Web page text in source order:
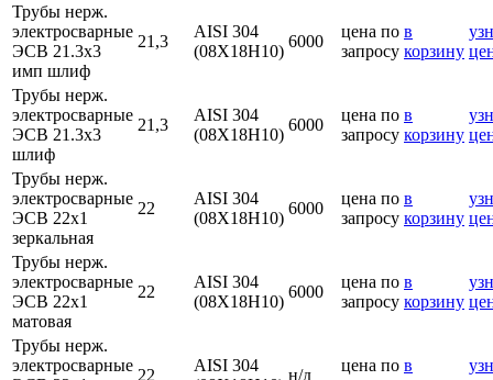
Трубы нерж.
электросварные
ЭСВ 21.3х3
имп шлиф
21,3
AISI 304
(08Х18Н10)
6000
цена по
запросу
в
корзину
Трубы нерж.
электросварные
ЭСВ 21.3х3
шлиф
21,3
AISI 304
(08Х18Н10)
6000
цена по
запросу
в
корзину
Трубы нерж.
электросварные
ЭСВ 22х1
зеркальная
22
AISI 304
(08Х18Н10)
6000
цена по
запросу
в
корзину
Трубы нерж.
электросварные
ЭСВ 22х1
матовая
22
AISI 304
(08Х18Н10)
6000
цена по
запросу
в
корзину
Трубы нерж.
электросварные
22
AISI 304
н/д
цена по в